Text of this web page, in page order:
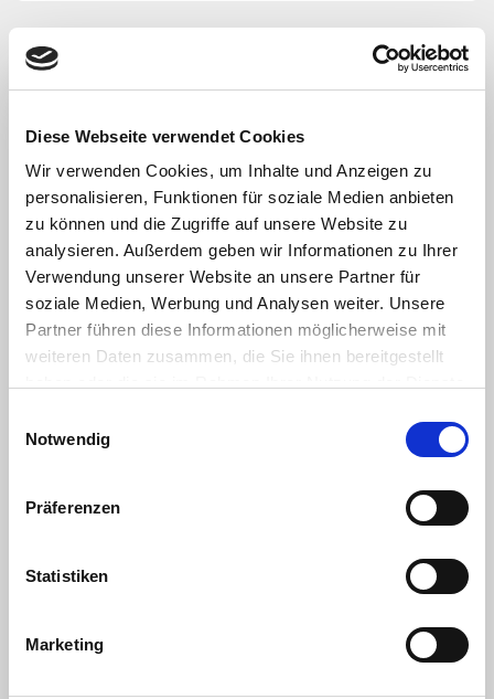
Diese Webseite verwendet Cookies
Wir verwenden Cookies, um Inhalte und Anzeigen zu
personalisieren, Funktionen für soziale Medien anbieten
zu können und die Zugriffe auf unsere Website zu
analysieren. Außerdem geben wir Informationen zu Ihrer
Verwendung unserer Website an unsere Partner für
soziale Medien, Werbung und Analysen weiter. Unsere
Partner führen diese Informationen möglicherweise mit
weiteren Daten zusammen, die Sie ihnen bereitgestellt
Cookies, wenn Sie unsere Webseite weiterhin nutzen.
Notwendig
Präferenzen
Statistiken
Marketing
Feinkostsalate